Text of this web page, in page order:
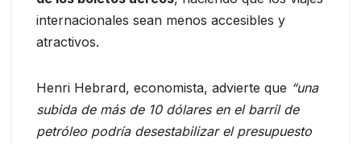
internacionales sean menos accesibles y
atractivos.
Henri Hebrard, economista, advierte que “una
subida de más de 10 dólares en el barril de
petróleo podría desestabilizar el presupuesto